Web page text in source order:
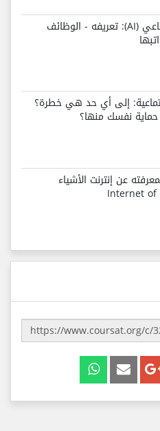
الذكاء الاصطناعي (AI): تعريفه - الوظائف
إلى أي حد هي خطرة؟
نفسك منها؟
عن إنترنت الأشياء
Internet of